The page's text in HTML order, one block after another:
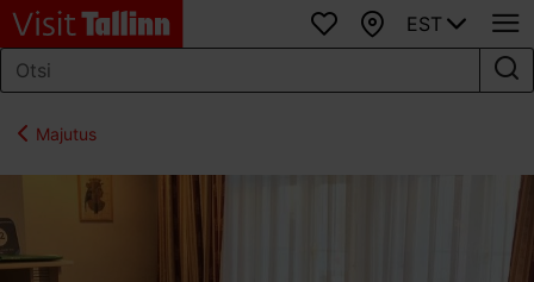
Lemmikud
Kaart
EST
Majutus